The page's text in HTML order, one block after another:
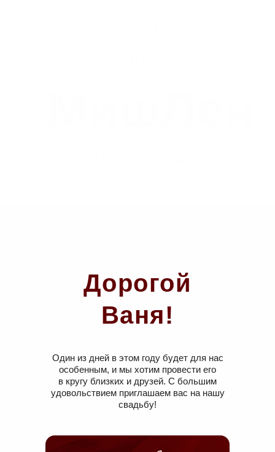
Дорогой
Ваня!
Один из дней в этом году будет для нас
особенным, и мы хотим провести его
в кругу близких и друзей. С большим
удовольствием приглашаем вас на нашу
свадьбу!